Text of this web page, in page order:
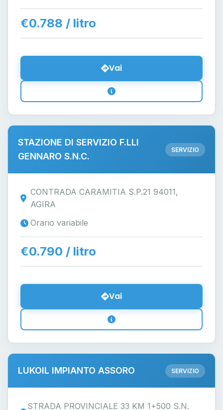
€0.788 / litro
Vai
STAZIONE DI SERVIZIO F.LLI
GENNARO S.N.C.
SERVIZIO
CONTRADA CARAMITIA S.P.21 94011,
AGIRA
Orario variabile
€0.790 / litro
Vai
LUKOIL IMPIANTO ASSORO SERVIZIO
STRADA PROVINCIALE 33 KM 1+500 S.N.